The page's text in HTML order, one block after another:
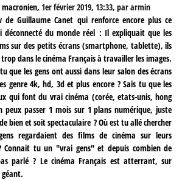
macronien,1er février 2019, 13:33,pararmin
de Guillaume Canet qui renforce encore plus ce
déconnecté du monde réel : Il expliquait que les
sur des petits écrans (smartphone, tablette), ils
dans le cinéma Français à travailler les images.
que les gens ont aussi dans leur salon des écrans
genre 4k, hd, 3d et plus encore ? Sais tu que les
qui font du vrai cinéma (corée, etats-unis, hong
passer 1 mois sur 1 plans numérique, juste
bien et soit spectaculaire ? Où est tu allé chercher
regardaient des films de cinéma sur leurs
Connait tu un "vrai gens" et depuis combien de
parlé ? Le cinéma Français est atterrant, sur